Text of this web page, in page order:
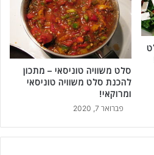
סלט משוויה טוניסאי – מתכון
להכנת סלט משוויה טוניסאי
ומרוקאי!
פברואר 7, 2020